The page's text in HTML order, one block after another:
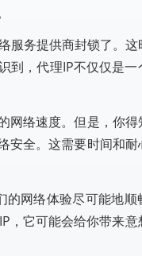
服务提供商封锁了。这
，代理IP不仅仅是一
网络速度。但是，你得
安全。这需要时间和耐
网络体验尽可能地顺
，它可能会给你带来意